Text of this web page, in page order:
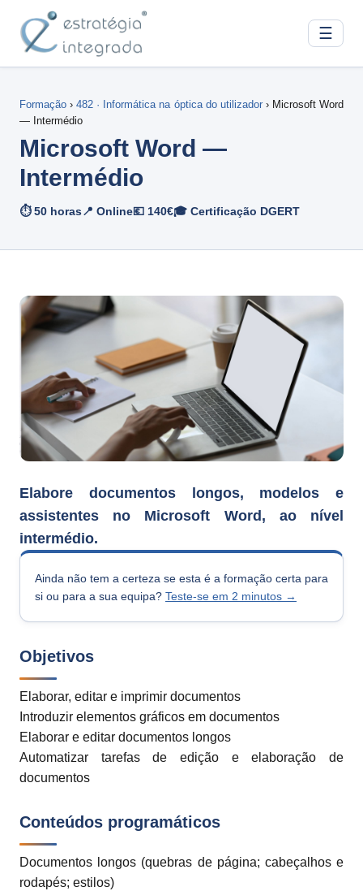
☰
Formação ›482 · Informática na óptica do utilizador› Microsoft Word
— Intermédio
Microsoft Word —
Intermédio
⏱ 50 horas📍 Online💶 140€🎓 Certificação DGERT
Elabore documentos longos, modelos e
assistentes no Microsoft Word, ao nível
intermédio.
Ainda não tem a certeza se esta é a formação certa para
si ou para a sua equipa? Teste-se em 2 minutos →
Objetivos
Elaborar, editar e imprimir documentos
Introduzir elementos gráficos em documentos
Elaborar e editar documentos longos
Automatizar tarefas de edição e elaboração de
documentos
Conteúdos programáticos
Documentos longos (quebras de página; cabeçalhos e
rodapés; estilos)